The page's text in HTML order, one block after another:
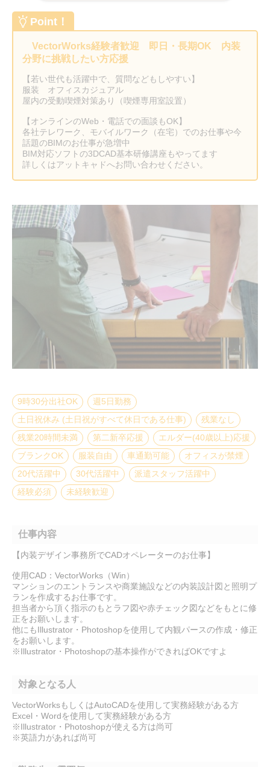
Point！
VectorWorks経験者歓迎 即日・長期OK 内装
分野に挑戦したい方応援
【若い世代も活躍中で、質問などもしやすい】
服装 オフィスカジュアル
屋内の受動喫煙対策あり（喫煙専用室設置）
【オンラインのWeb・電話での面談もOK】
各社テレワーク、モバイルワーク（在宅）でのお仕事や今
話題のBIMのお仕事が急増中
BIM対応ソフトの3DCAD基本研修講座もやってます
詳しくはアットキャドへお問い合わせください。
9時30分出社OK
週5日勤務
土日祝休み (土日祝がすべて休日である仕事)
残業なし
残業20時間未満
第二新卒応援
エルダー(40歳以上)応援
ブランクOK
服装自由 車通勤可能
オフィスが禁煙
20代活躍中
30代活躍中
派遣スタッフ活躍中
経験必須
未経験歓迎
仕事内容
【内装デザイン事務所でCADオペレーターのお仕事】
使用CAD：VectorWorks（Win）
マンションのエントランスや商業施設などの内装設計図と照明プ
ランを作成するお仕事です。
担当者から頂く指示のもとラフ図や赤チェック図などをもとに修
正をお願いします。
他にもIllustrator・Photoshopを使用して内観パースの作成・修正
をお願いします。
※Illustrator・Photoshopの基本操作ができればOKですよ
対象となる人
VectorWorksもしくはAutoCADを使用して実務経験がある方
Excel・Wordを使用して実務経験がある方
※Illustrator・Photoshopが使える方は尚可
※英語力があれば尚可